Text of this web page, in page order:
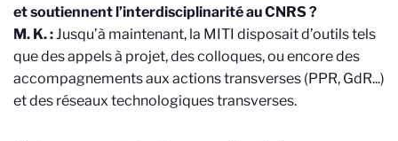
et soutiennent l’interdisciplinarité au CNRS ?
M. K. :Jusqu’à maintenant, la MITI disposait d’outils tels
que des appels à projet, des colloques, ou encore des
accompagnements aux actions transverses (PPR, GdR...)
et des réseaux technologiques transverses.